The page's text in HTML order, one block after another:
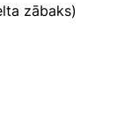
zābaks)